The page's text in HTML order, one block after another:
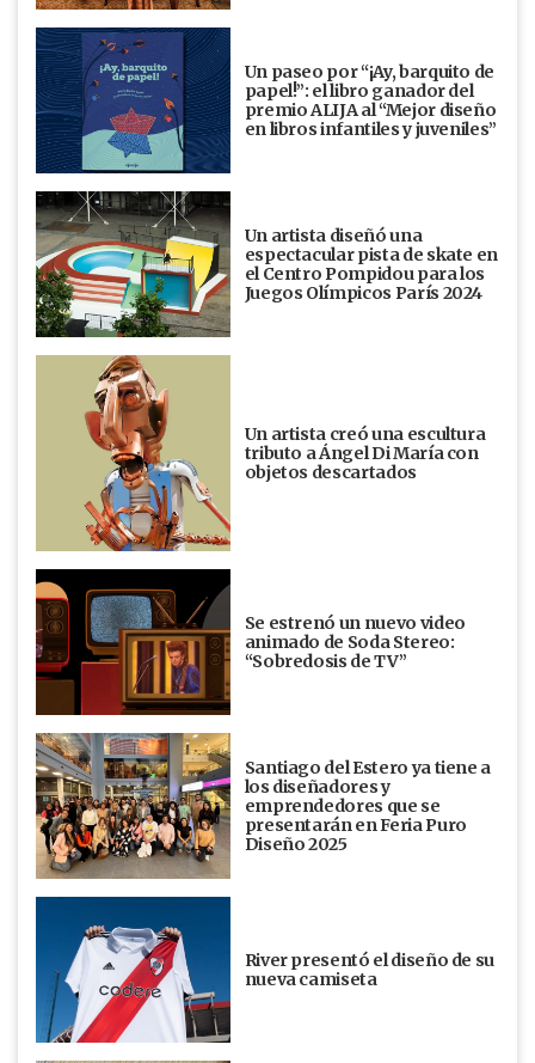
Un paseo por “¡Ay, barquito de
papel!”: el libro ganador del
premio ALIJA al “Mejor diseño
en libros infantiles y juveniles”
Un artista diseñó una
espectacular pista de skate en
el Centro Pompidou para los
Juegos Olímpicos París 2024
Un artista creó una escultura
tributo a Ángel Di María con
objetos descartados
Se estrenó un nuevo video
animado de Soda Stereo:
“Sobredosis de TV”
Santiago del Estero ya tiene a
los diseñadores y
emprendedores que se
presentarán en Feria Puro
Diseño 2025
River presentó el diseño de su
nueva camiseta